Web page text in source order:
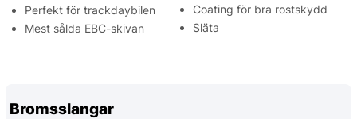
Perfekt för trackdaybilen
Mest sålda EBC-skivan
Coating för bra rostskydd
Släta
Bromsslangar